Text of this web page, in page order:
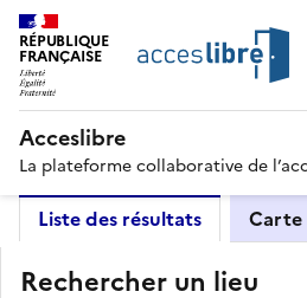
RÉPUBLIQUE
FRANÇAISE
Acceslibre
La plateforme collaborative de
Liste des résultats Carte
Rechercher un lieu